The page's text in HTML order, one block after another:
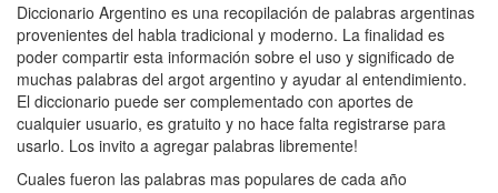
Diccionario Argentino es una recopilación de palabras argentinas
provenientes del habla tradicional y moderno. La finalidad es
poder compartir esta información sobre el uso y significado de
muchas palabras del argot argentino y ayudar al entendimiento.
El diccionario puede ser complementado con aportes de
cualquier usuario, es gratuito y no hace falta registrarse para
usarlo. Los invito a agregar palabras libremente!
Cuales fueron las palabras mas populares de cada año